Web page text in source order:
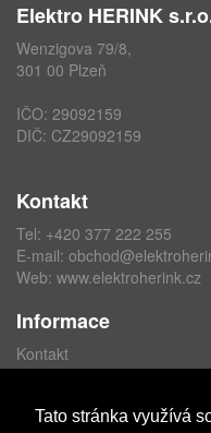
Tato stránka využívá
Elektro HERINK
Wenzigova 79/8,
301 00 Plzeň
IČO: 29092159
DIČ: CZ29092159
Kontakt
Tel: +420 377 222 255
E-mail:
Web: www.elektroherink.cz
Informace
Kontakt
O nás
Ochrana osobních údajů